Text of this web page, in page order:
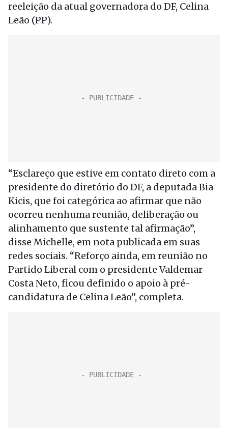
reeleição da atual governadora do DF, Celina
Leão (PP).
“Esclareço que estive em contato direto com a
presidente do diretório do DF, a deputada Bia
Kicis, que foi categórica ao afirmar que não
ocorreu nenhuma reunião, deliberação ou
alinhamento que sustente tal afirmação”,
disse Michelle, em nota publicada em suas
redes sociais. “Reforço ainda, em reunião no
Partido Liberal com o presidente Valdemar
Costa Neto, ficou definido o apoio à pré-
candidatura de Celina Leão”, completa.